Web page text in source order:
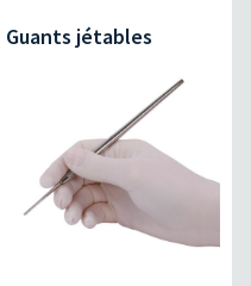
Guants jétables